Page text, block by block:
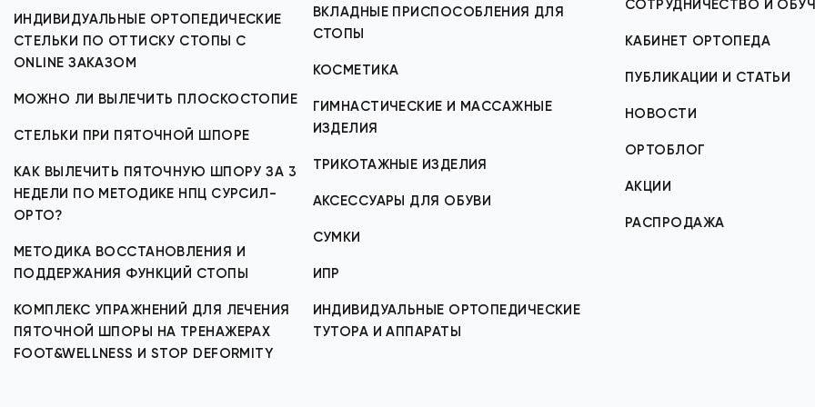
ИНДИВИДУАЛЬНЫЕ ОРТОПЕДИЧЕСКИЕ
СТЕЛЬКИ ПО ОТТИСКУ СТОПЫ С
ONLINE ЗАКАЗОМ
МОЖНО ЛИ ВЫЛЕЧИТЬ ПЛОСКОСТОПИЕ
СТЕЛЬКИ ПРИ ПЯТОЧНОЙ ШПОРЕ
КАК ВЫЛЕЧИТЬ ПЯТОЧНУЮ ШПОРУ ЗА 3
НЕДЕЛИ ПО МЕТОДИКЕ НПЦ СУРСИЛ-
ОРТО?
МЕТОДИКА ВОССТАНОВЛЕНИЯ И
ПОДДЕРЖАНИЯ ФУНКЦИЙ СТОПЫ
КОМПЛЕКС УПРАЖНЕНИЙ ДЛЯ ЛЕЧЕНИЯ
ПЯТОЧНОЙ ШПОРЫ НА ТРЕНАЖЕРАХ
FOOT&WELLNESS И STOP DEFORMITY
ВКЛАДНЫЕ ПРИСПОСОБЛЕНИЯ ДЛЯ
СТОПЫ
КОСМЕТИКА
ГИМНАСТИЧЕСКИЕ И МАССАЖНЫЕ
ИЗДЕЛИЯ
ТРИКОТАЖНЫЕ ИЗДЕЛИЯ
АКСЕССУАРЫ ДЛЯ ОБУВИ
СУМКИ
ИПР
ИНДИВИДУАЛЬНЫЕ ОРТОПЕДИЧЕСКИЕ
ТУТОРА И АППАРАТЫ
СОТРУДНИЧЕСТВО И
КАБИНЕТ ОРТОПЕДА
ПУБЛИКАЦИИ И СТАТЬИ
НОВОСТИ
ОРТОБЛОГ
АКЦИИ
РАСПРОДАЖА